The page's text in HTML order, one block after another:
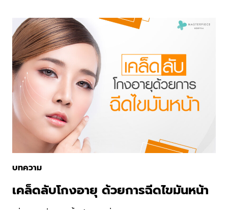
ไข
มัน
ใน
ร่างกาย
โดย
ไม่
ต้อง
ออก
กำลัง
กาย
บทความ
เคล็ดลับโกงอายุ ด้วยการฉีดไขมันหน้า